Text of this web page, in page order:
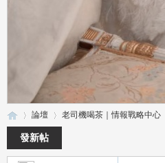
論壇 老司機喝茶｜情報戰略中心
發新帖